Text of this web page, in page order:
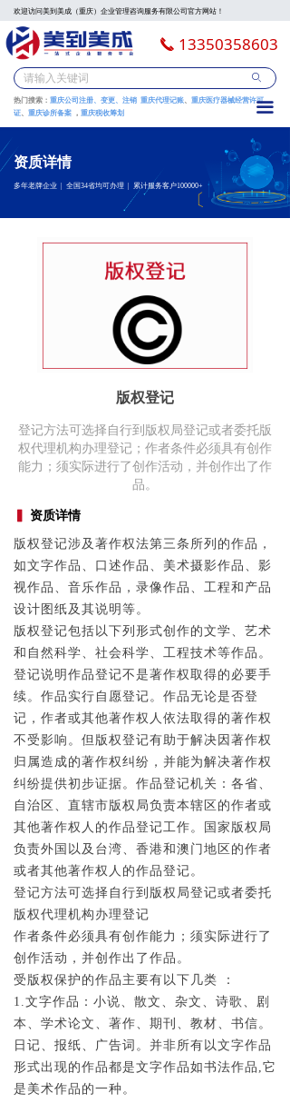
ꄙ
热门搜索： 重庆公司注册、变更、注销 重庆代理记账、 重庆医疗器械经营许可
证、 重庆诊所备案 ， 重庆税收筹划
欢迎访问美到美成（重庆）企业管理咨询服务有限公司官方网站！
끀
끅 13350358603
资质详情
版权登记涉及著作权法第三条所列的作品，
如文字作品、口述作品、美术摄影作品、影
视作品、音乐作品，录像作品、工程和产品
设计图纸及其说明等。
版权登记包括以下列形式创作的文学、艺术
和自然科学、社会科学、工程技术等作品。
登记说明作品登记不是著作权取得的必要手
续。作品实行自愿登记。作品无论是否登
记，作者或其他著作权人依法取得的著作权
不受影响。但版权登记有助于解决因著作权
归属造成的著作权纠纷，并能为解决著作权
纠纷提供初步证据。作品登记机关：各省、
自治区、直辖市版权局负责本辖区的作者或
其他著作权人的作品登记工作。国家版权局
负责外国以及台湾、香港和澳门地区的作者
或者其他著作权人的作品登记。
登记方法可选择自行到版权局登记或者委托
版权代理机构办理登记
作者条件必须具有创作能力；须实际进行了
创作活动，并创作出了作品。
受版权保护的作品主要有以下几类 ：
1.文字作品：小说、散文、杂文、诗歌、剧
本、学术论文、著作、期刊、教材、书信。
日记、报纸、广告词。并非所有以文字作品
形式出现的作品都是文字作品如书法作品,它
是美术作品的一种。
版权登记
登记方法可选择自行到版权局登记或者委托版
权代理机构办理登记；作者条件必须具有创作
能力；须实际进行了创作活动，并创作出了作
品。
资质详情
多年老牌企业 | 全国34省均可办理 | 累计服务客户100000+